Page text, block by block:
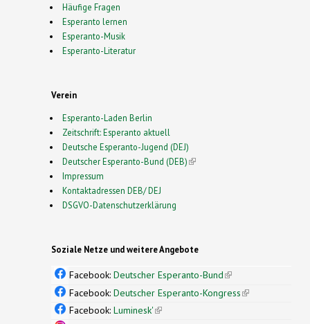
Häufige Fragen
Esperanto lernen
Esperanto-Musik
Esperanto-Literatur
Verein
Esperanto-Laden Berlin
Zeitschrift: Esperanto aktuell
Deutsche Esperanto-Jugend (DEJ)
Deutscher Esperanto-Bund (DEB)(link is external)
Impressum
Kontaktadressen DEB/ DEJ
DSGVO-Datenschutzerklärung
Soziale Netze und weitere Angebote
Facebook: Deutscher Esperanto-Bund(link is
external)
Facebook: Deutscher Esperanto-Kongress(link is
Facebook: Luminesk'(link is external)